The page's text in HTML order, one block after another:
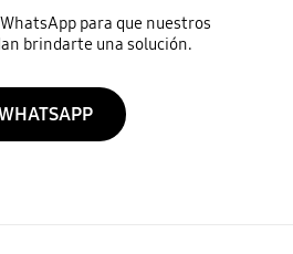
para que nuestros
brindarte una solución.